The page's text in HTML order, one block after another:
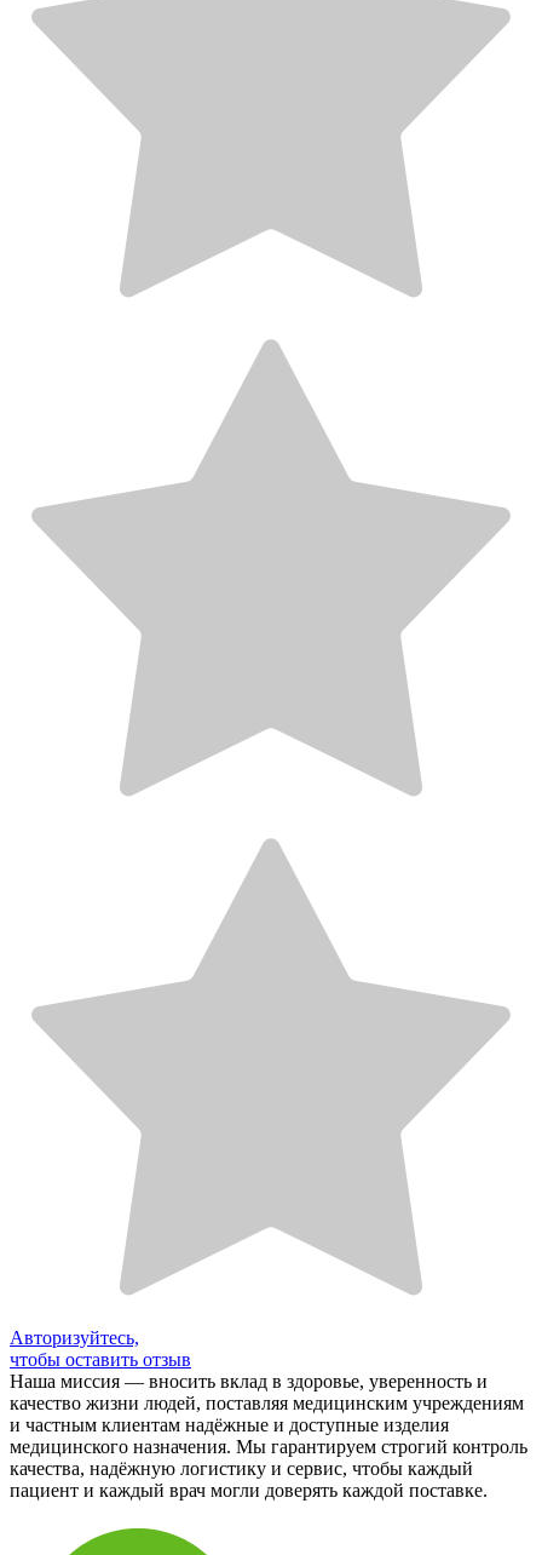
Авторизуйтесь,
чтобы оставить отзыв
Наша миссия — вносить вклад в здоровье, уверенность и
качество жизни людей, поставляя медицинским учреждениям
и частным клиентам надёжные и доступные изделия
медицинского назначения. Мы гарантируем строгий контроль
качества, надёжную логистику и сервис, чтобы каждый
пациент и каждый врач могли доверять каждой поставке.